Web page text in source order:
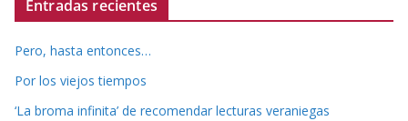
Entradas recientes
Pero, hasta entonces…
Por los viejos tiempos
‘La broma infinita’ de recomendar lecturas veraniegas